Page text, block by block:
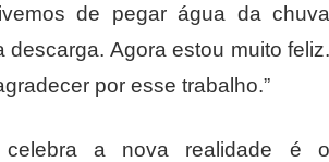
de pegar água da chuva
descarga. Agora estou muito feliz.
por esse trabalho.”
celebra a nova realidade é o